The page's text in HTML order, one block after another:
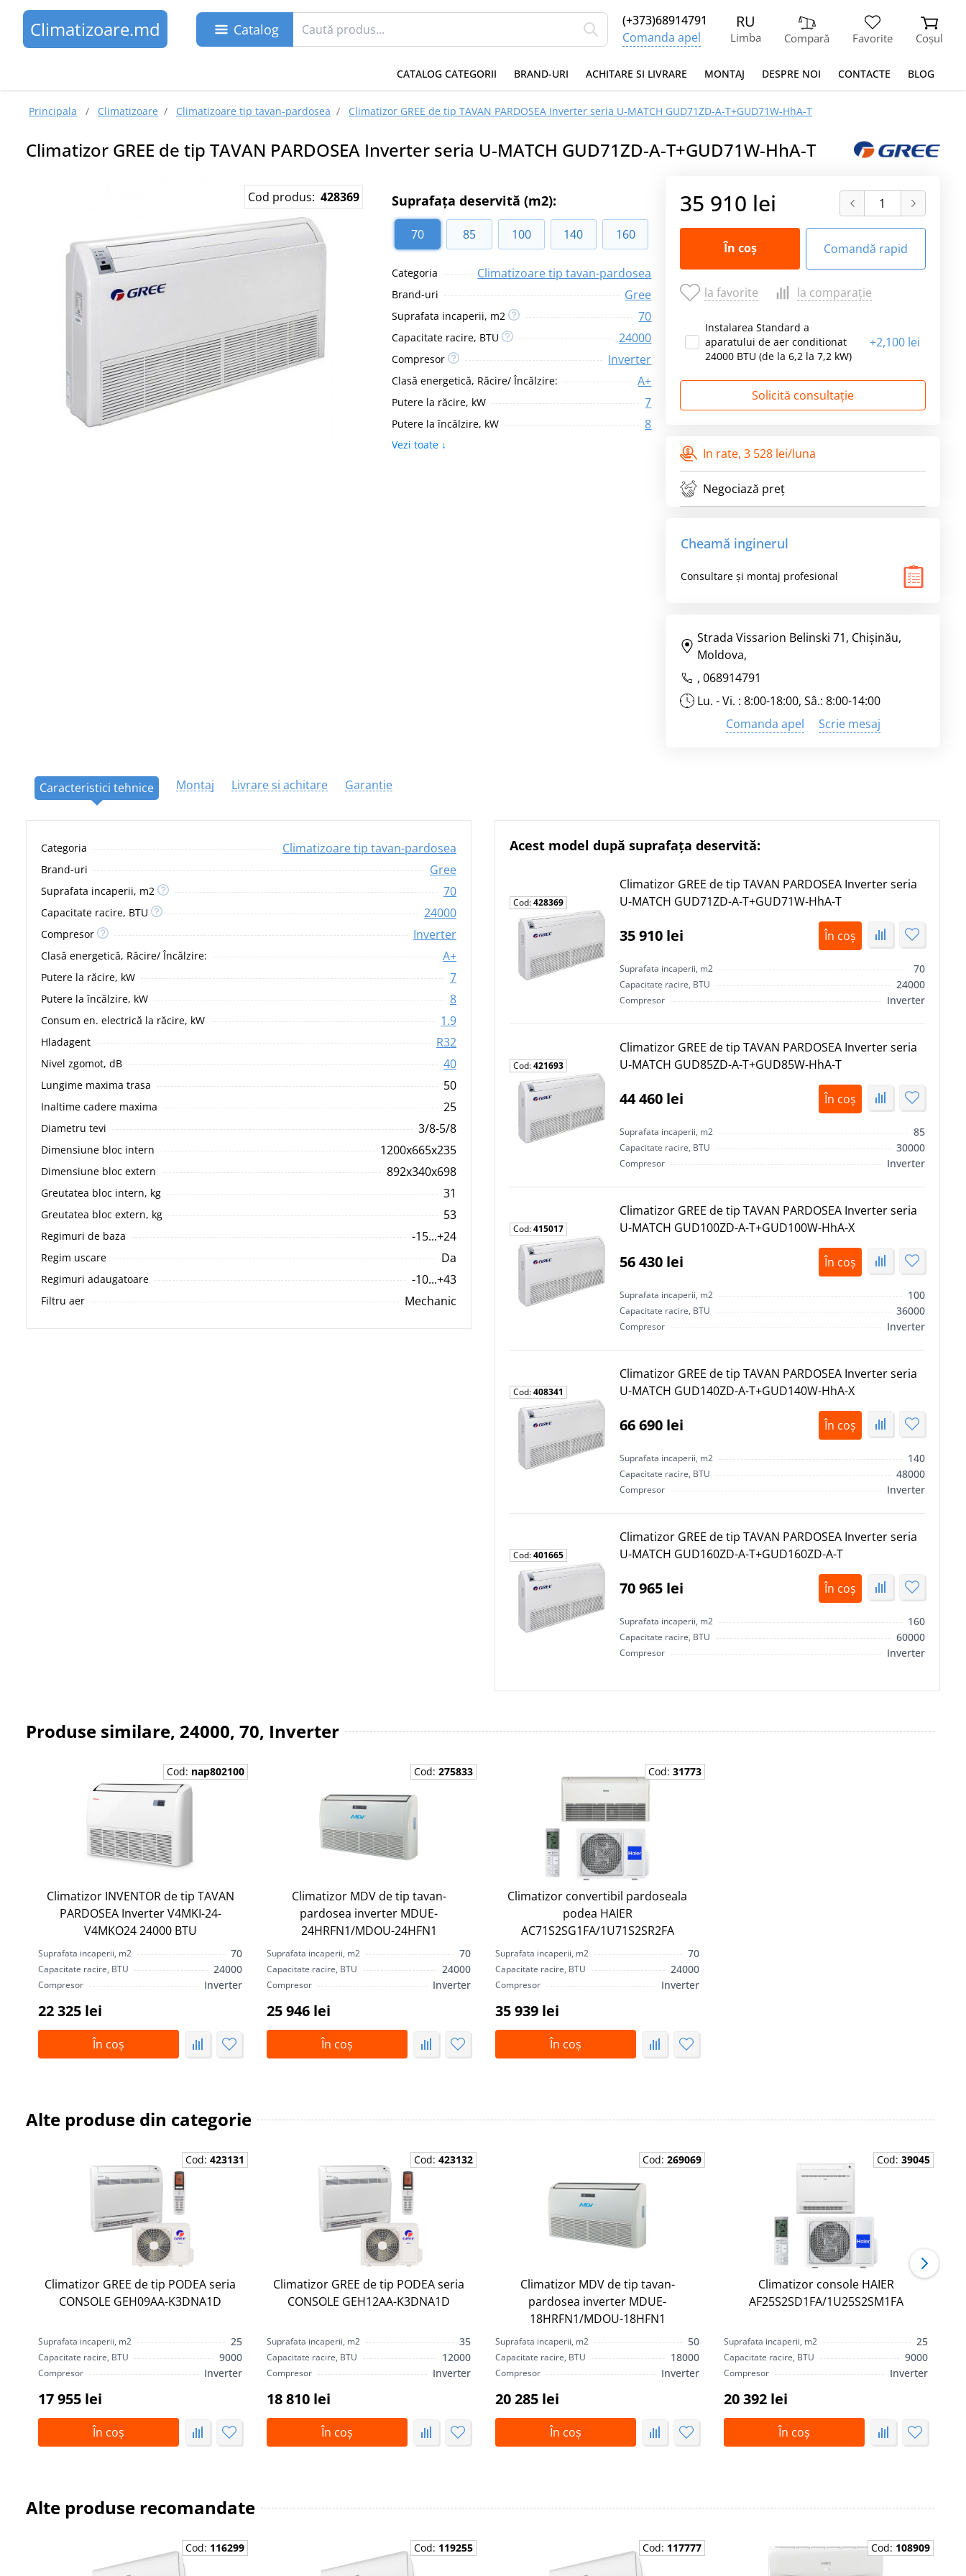
Climatizoare.md Catalog
(+373)68914791
Comanda apel
RU
Limba Compară Favorite Coșul
CATALOG CATEGORII BRAND-URI ACHITARE SI LIVRARE MONTAJ DESPRE NOI CONTACTE BLOG
Principala / Climatizoare / Climatizoare tip tavan-pardosea / Climatizor GREE de tip TAVAN PARDOSEA Inverter seria U-MATCH GUD71ZD-A-T+GUD71W-HhA-T
Climatizor GREE de tip TAVAN PARDOSEA Inverter seria U-MATCH GUD71ZD-A-T+GUD71W-HhA-T
Cod produs: 428369 Suprafața deservită (m2):
70 85 100 140 160
Categoria Climatizoare tip tavan-pardosea
Brand-uri Gree
Suprafata incaperii, m2 70
Capacitate racire, BTU 24000
Compresor Inverter
Clasă energetică, Răcire/ Încălzire: A+
Putere la răcire, kW 7
Putere la încălzire, kW 8
Vezi toate ↓
35 910 lei
În coș Comandă rapid
la favorite la comparație
Instalarea Standard a
aparatului de aer conditionat
24000 BTU (de la 6,2 la 7,2 kW)
+2,100 lei
Solicită consultație
In rate, 3 528 lei/luna
Negociază preț
Cheamă inginerul
Consultare și montaj profesional
Strada Vissarion Belinski 71, Chişinău,
Moldova,
, 068914791
Lu. - Vi. : 8:00-18:00, Sâ.: 8:00-14:00
Comanda apel
Scrie mesaj
Caracteristici tehnice Montaj Livrare si achitare Garantie
Categoria Climatizoare tip tavan-pardosea
Brand-uri Gree
Suprafata incaperii, m2 70
Capacitate racire, BTU 24000
Compresor Inverter
Clasă energetică, Răcire/ Încălzire: A+
Putere la răcire, kW 7
Putere la încălzire, kW 8
Consum en. electrică la răcire, kW 1.9
Hladagent R32
Nivel zgomot, dB 40
Lungime maxima trasa 50
Inaltime cadere maxima 25
Diametru tevi 3/8-5/8
Dimensiune bloc intern 1200x665x235
Dimensiune bloc extern 892x340x698
Greutatea bloc intern, kg 31
Greutatea bloc extern, kg 53
Regimuri de baza -15...+24
Regim uscare Da
Regimuri adaugatoare -10...+43
Filtru aer Mechanic
Acest model după suprafața deservită:
Cod:428369
Climatizor GREE de tip TAVAN PARDOSEA Inverter seria
U-MATCH GUD71ZD-A-T+GUD71W-HhA-T
35 910 lei În coș
Suprafata incaperii, m2 70
Capacitate racire, BTU 24000
Compresor Inverter
Cod:421693
Climatizor GREE de tip TAVAN PARDOSEA Inverter seria
U-MATCH GUD85ZD-A-T+GUD85W-HhA-T
44 460 lei În coș
Suprafata incaperii, m2 85
Capacitate racire, BTU 30000
Compresor Inverter
Cod:415017
Climatizor GREE de tip TAVAN PARDOSEA Inverter seria
U-MATCH GUD100ZD-A-T+GUD100W-HhA-X
56 430 lei În coș
Suprafata incaperii, m2 100
Capacitate racire, BTU 36000
Compresor Inverter
Cod:408341
Climatizor GREE de tip TAVAN PARDOSEA Inverter seria
U-MATCH GUD140ZD-A-T+GUD140W-HhA-X
66 690 lei În coș
Suprafata incaperii, m2 140
Capacitate racire, BTU 48000
Compresor Inverter
Cod:401665
Climatizor GREE de tip TAVAN PARDOSEA Inverter seria
U-MATCH GUD160ZD-A-T+GUD160ZD-A-T
70 965 lei În coș
Suprafata incaperii, m2 160
Capacitate racire, BTU 60000
Compresor Inverter
Produse similare, 24000, 70, Inverter
Cod: nap802100
Climatizor INVENTOR de tip TAVAN
PARDOSEA Inverter V4MKI-24-
V4MKO24 24000 BTU
Suprafata incaperii, m2 70
Capacitate racire, BTU 24000
Compresor Inverter
22 325 lei
În coș
Cod: 275833
Climatizor MDV de tip tavan-
pardosea inverter MDUE-
24HRFN1/MDOU-24HFN1
Suprafata incaperii, m2 70
Capacitate racire, BTU 24000
Compresor Inverter
25 946 lei
În coș
Cod: 31773
Climatizor convertibil pardoseala
podea HAIER
AC71S2SG1FA/1U71S2SR2FA
Suprafata incaperii, m2 70
Capacitate racire, BTU 24000
Compresor Inverter
35 939 lei
În coș
Alte produse din categorie
Cod: 423131
Climatizor GREE de tip PODEA seria
CONSOLE GEH09AA-K3DNA1D
Suprafata incaperii, m2 25
Capacitate racire, BTU 9000
Compresor Inverter
17 955 lei
În coș
Cod: 423132
Climatizor GREE de tip PODEA seria
CONSOLE GEH12AA-K3DNA1D
Suprafata incaperii, m2 35
Capacitate racire, BTU 12000
Compresor Inverter
18 810 lei
În coș
Cod: 269069
Climatizor MDV de tip tavan-
pardosea inverter MDUE-
18HRFN1/MDOU-18HFN1
Suprafata incaperii, m2 50
Capacitate racire, BTU 18000
Compresor Inverter
20 285 lei
În coș
Cod: 39045
Climatizor console HAIER
AF25S2SD1FA/1U25S2SM1FA
Suprafata incaperii, m2 25
Capacitate racire, BTU 9000
Compresor Inverter
20 392 lei
În coș
Alte produse recomandate
Cod: 116299 Cod: 119255 Cod: 117777 Cod: 108909